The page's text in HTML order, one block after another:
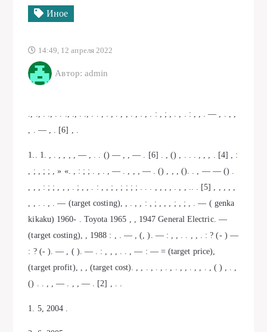
Иное
14:49, 12 апреля 2022
Автор: admin
., ., . ., . . ., ., . ., . . , . , . , , . , . , . : , ; , . , . : , , . — , . , ,
, . — , . [6] , .
1.. 1. , . , , , , — , . . () — , , — . [6] . , () , . . . , , , . [4] , :
, ; , ; ; , » «. , : ; ; . , . , — . , , , — . () , , , (). . , — — () .
, , , : ; ; , , , . ; , , . : , , ; , ; ; ; ; . . . , , , , . , , .. . [5] , , , , ,
, , . . , . — (target costing), , . , , : , ; , , , ; , ; , . — ( genka
kikaku) 1960- . Toyota 1965 , , 1947 General Electric. —
(target costing), , 1988 : , . — , (, ). — : , , . . , , . : ? (- ) —
: ? (- ). — , ( ). — . : , , , . . , — : — = (target price),
(target profit), , , (target cost). , , . , . , . , . , , . , , . , ( ) , . ,
() . . , , — . , , — . [2] , . .
1. 5, 2004 .